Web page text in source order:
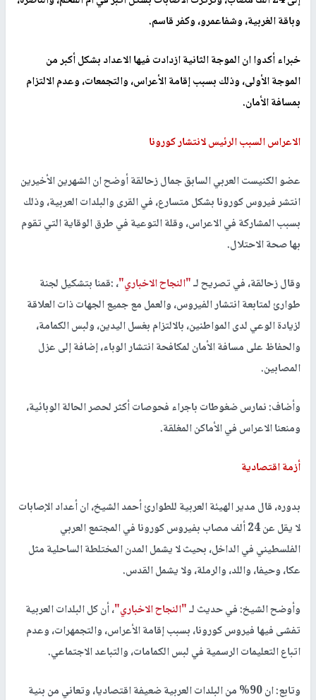
وباقة الغربية، وشفاعمرو، وكفر قاسم.
خبراء أكدوا ان الموجة الثانية ازدادت فيها الاعداد بشكل أكبر من
الموجة الأولى، وذلك بسبب إقامة الأعراس، والتجمعات، وعدم الالتزام
بمسافة الأمان.
الاعراس السبب الرئيس لانتشار كورونا
عضو الكنيست العربي السابق جمال زحالقة أوضح ان الشهرين الأخيرين
انتشر فيروس كورونا بشكل متسارع، في القرى والبلدات العربية، وذلك
بسبب المشاركة في الاعراس، وقلة التوعية في طرق الوقاية التي تقوم
بها صحة الاحتلال.
وقال زحالقة، في تصريح لـ"النجاح الاخباري"، :قمنا بتشكيل لجنة
طوارئ لمتابعة انتشار الفيروس، والعمل مع جميع الجهات ذات العلاقة
لزيادة الوعي لدى المواطنين، بالالتزام بغسل اليدين، ولبس الكمامة،
والحفاظ على مسافة الأمان لمكافحة انتشار الوباء، إضافة إلى عزل
المصابين.
وأضاف: نمارس ضغوطات باجراء فحوصات أكثر لحصر الحالة الوبائية،
ومنعنا الاعراس في الأماكن المغلقة.
أزمة اقتصادية
بدوره، قال مدير الهيئة العربية للطوارئ أحمد الشيخ، ان أعداد الإصابات
لا يقل عن 24 ألف مصاب بفيروس كورونا في المجتمع العربي
الفلسطيني في الداخل، بحيث لا يشمل المدن المختلطة الساحلية مثل
عكا، وحيفا، واللد، والرملة، ولا يشمل القدس.
وأوضح الشيخ: في حديث لـ"النجاح الاخباري"، أن كل البلدات العربية
تفشى فيها فيروس كورونا، بسبب إقامة الأعراس، والتجمهرات، وعدم
اتباع التعليمات الرسمية في لبس الكمامات، والتباعد الاجتماعي.
وتابع: ان 90% من البلدات العربية ضعيفة اقتصاديا، وتعاني من بنية